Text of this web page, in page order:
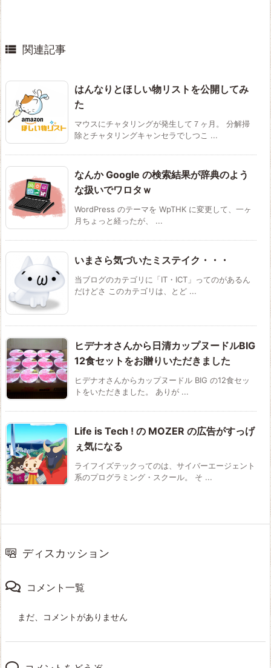
 関連記事
はんなりとほしい物リストを公開してみ
た
マウスにチャタリングが発生して７ヶ月。 分解掃
除とチャタリングキャンセラでしつこ ...
なんか Google の検索結果が辞典のよう
な扱いでワロタｗ
WordPress のテーマを WpTHK に変更して、一ヶ
月ちょっと経ったが、 ...
いまさら気づいたミステイク・・・
当ブログのカテゴリに「IT・ICT」ってのがあるん
だけどさ このカテゴリは、とど ...
ヒデナオさんから日清カップヌードルBIG
12食セットをお贈りいただきました
ヒデナオさんからカップヌードル BIG の12食セッ
トをいただきました。 ありが ...
Life is Tech ! の MOZER の広告がすっげ
ぇ気になる
ライフイズテックってのは、サイバーエージェント
系のプログラミング・スクール。 そ ...
ディスカッション
コメント一覧
まだ、コメントがありません